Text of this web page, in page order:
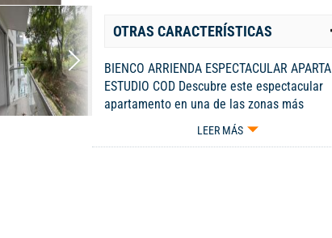
OTRAS CARACTERÍSTICAS
BIENCO ARRIENDA ESPECTACULAR APARTA
ESTUDIO COD Descubre este espectacular
apartamento en una de las zonas más
exclusivas de la ciudad, Con 1 habitacion ,
principalcon su baño privado, 1 baño social,
LEER MÁS